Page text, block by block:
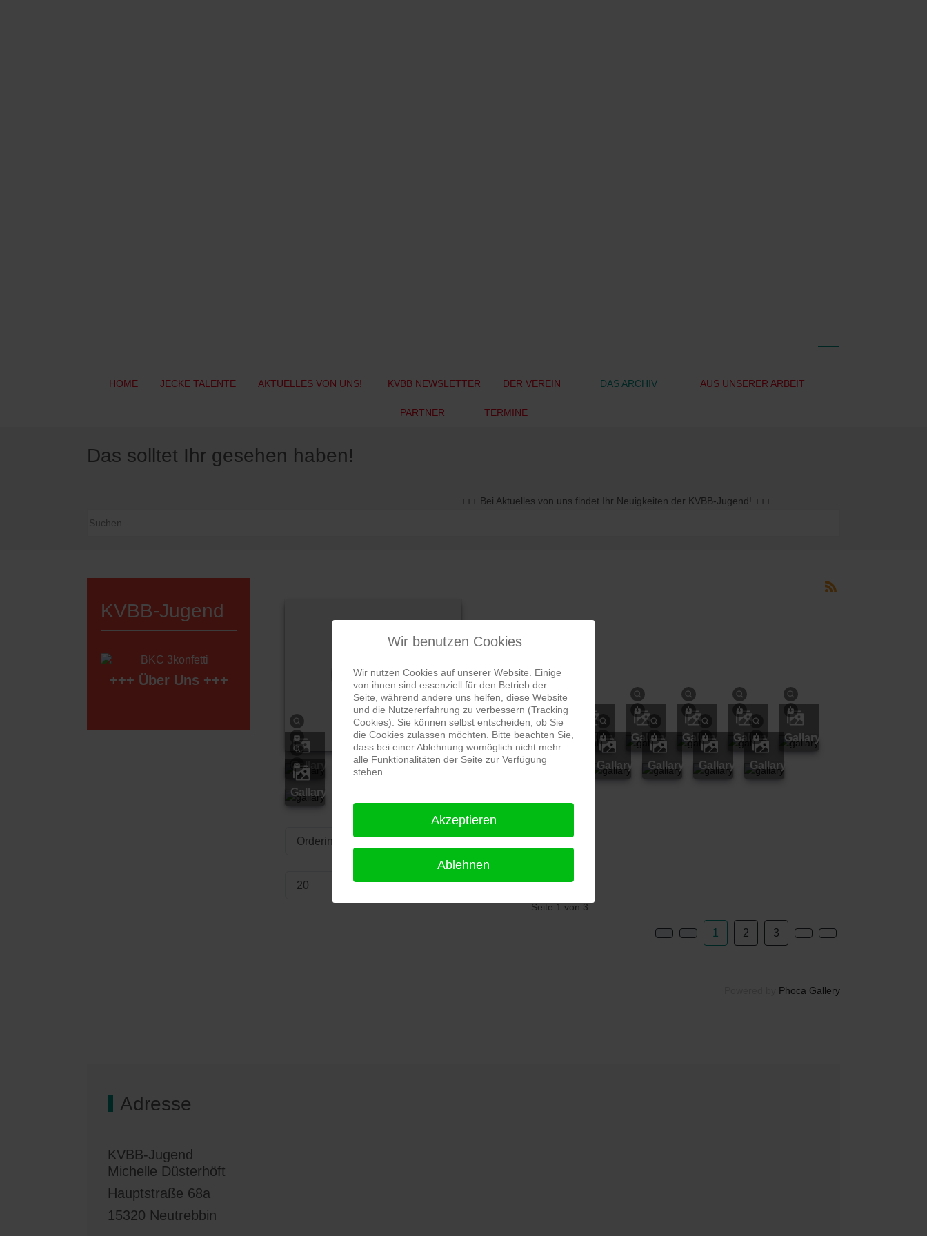
Off-Canvas Toggle
HOME JECKE TALENTE AKTUELLES VON UNS! KVBB NEWSLETTER DER VEREIN DAS ARCHIV AUS UNSERER ARBEIT
PARTNER TERMINE
Das solltet Ihr gesehen haben!
+++ Bei Aktuelles von uns findet Ihr Neuigkeiten der KVBB-Jugend! +++
KVBB-Jugend
+++ Über Uns +++
gallary gallary gallary gallary gallary gallary gallary
gallary gallary gallary gallary gallary gallary gallary gallary gallary
gallary
Seite 1 von 3
1 2 3
Phoca Gallery
Adresse
KVBB-Jugend
Michelle Düsterhöft
Hauptstraße 68a
15320 Neutrebbin
Wir benutzen Cookies
Wir nutzen Cookies auf unserer Website. Einige
von ihnen sind essenziell für den Betrieb der
Seite, während andere uns helfen, diese Website
und die Nutzererfahrung zu verbessern (Tracking
Cookies). Sie können selbst entscheiden, ob Sie
die Cookies zulassen möchten. Bitte beachten Sie,
dass bei einer Ablehnung womöglich nicht mehr
alle Funktionalitäten der Seite zur Verfügung
stehen.
Akzeptieren
Ablehnen